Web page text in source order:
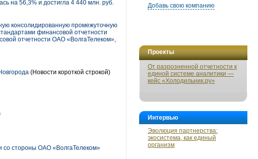
Добавь свою компанию
Проекты
От разрозненной отчетности к
единой системе аналитики —
кейс «Холодильник.ру»
Интервью
Эволюция партнерства:
экосистема, как единый
организм
на 56,3% и достигла 4 440 млн. руб.
консолидированную промежуточную
финансовой отчетности
отчетности ОАО «ВолгаТелеком»,
(Новости короткой строкой)
со стороны ОАО «ВолгаТелеком»